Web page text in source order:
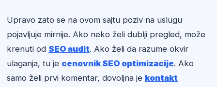
Upravo zato se na ovom sajtu poziv na uslugu
pojavljuje mirnije. Ako neko želi dublji pregled, može
krenuti od SEO audit. Ako želi da razume okvir
ulaganja, tu je cenovnik SEO optimizacije. Ako
samo želi prvi komentar, dovoljna je kontakt